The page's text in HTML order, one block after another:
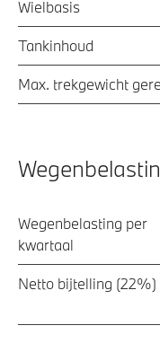
Wielbasis
Tankinhoud
Max. trekgewicht
Wegenbelasting per
kwartaal
Netto bijtelling (22%)